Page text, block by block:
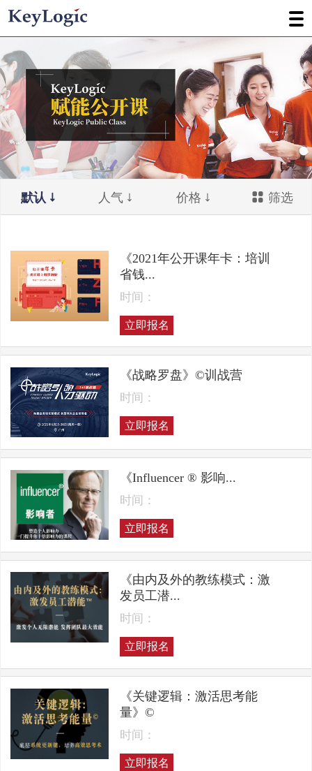
默认 人气 价格 筛选
《2021年公开课年卡：培训
省钱...
时间：
立即报名
《战略罗盘》©训战营
时间：
立即报名
《Influencer ® 影响...
时间：
立即报名
《由内及外的教练模式：激
发员工潜...
时间：
立即报名
《关键逻辑：激活思考能
量》©
时间：
立即报名